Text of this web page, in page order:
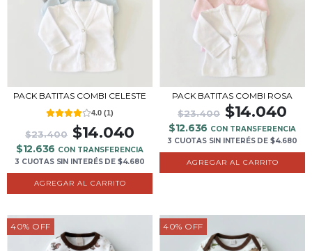
PACK BATITAS COMBI CELESTE
4.0 (1)
$23.400 $14.040
$12.636 CON TRANSFERENCIA
3 CUOTAS SIN INTERÉSDE $4.680
PACK BATITAS COMBI ROSA
$23.400 $14.040
$12.636 CON TRANSFERENCIA
3 CUOTAS SIN INTERÉSDE $4.680
40% OFF 40% OFF